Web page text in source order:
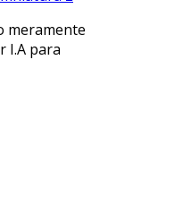
meramente
I.A para